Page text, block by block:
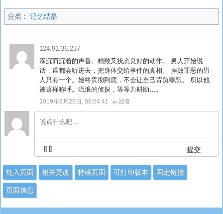
分类： 记忆结晶
124.91.36.237
深沉而沉着的声音。精致又状态良好的动作。 男人开始说
话，谁都会听进去，把身体交给事件的真相。 挫败罪恶的男
人只有一个。始终贯彻到底，不会让自己背负罪恶。 所以他
被这样称呼。流浪的侦探，等等力耕助…。
2019年8月26日, 06:54:41 回复
提交
链入页面 相关更改 特殊页面 可打印版本 固定链接
页面信息